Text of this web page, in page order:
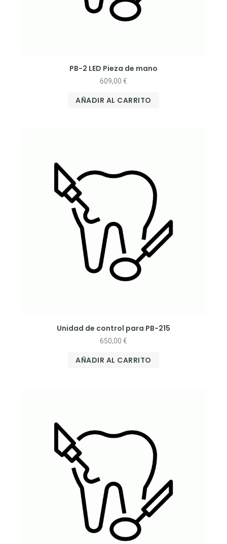
PB-2 LED Pieza de mano
609,00 €
AÑADIR AL CARRITO
Unidad de control para PB-215
650,00 €
AÑADIR AL CARRITO